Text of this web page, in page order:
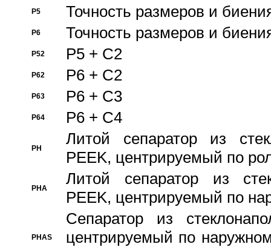
P5 Точность размеров и
P6 Точность размеров и
P52 P5 + C2
P62 P6 + C2
P63 P6 + C3
P64 P6 + C4
PH
Литой сепаратор из
PEEK, центрируемый по
PHA
Литой сепаратор из
PEEK, центрируемый по
PHAS
Сепаратор из
центрируемый по